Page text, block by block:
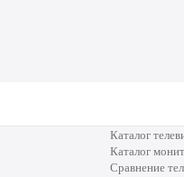
Каталог
Каталог
Сравнение